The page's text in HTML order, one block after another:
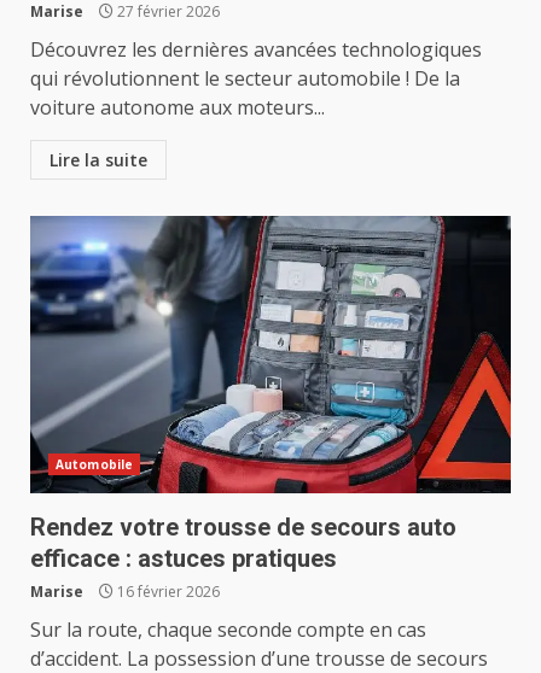
Marise 27 février 2026
Découvrez les dernières avancées technologiques
qui révolutionnent le secteur automobile ! De la
voiture autonome aux moteurs...
Lire la suite
Automobile
Rendez votre trousse de secours auto
efficace : astuces pratiques
Marise 16 février 2026
Sur la route, chaque seconde compte en cas
d’accident. La possession d’une trousse de secours